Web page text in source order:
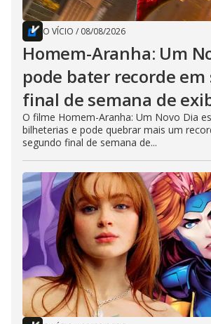
O VÍCIO / 08/08/2026
Homem-Aranha: Um
pode bater recorde em
final de semana de
O filme Homem-Aranha: Um Novo Dia
bilheterias e pode quebrar mais um
segundo final de semana de...